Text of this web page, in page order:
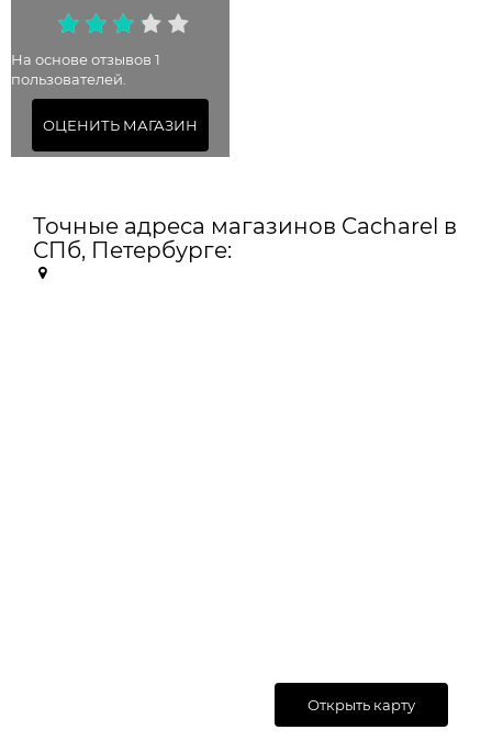
На основе отзывов 1
пользователей.
ОЦЕНИТЬ МАГАЗИН
Точные адреса магазинов Cacharel в
СПб, Петербурге:
Открыть карту